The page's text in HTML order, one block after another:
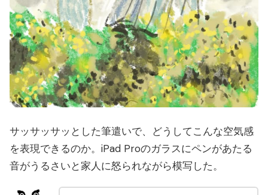
サッサッサッとした筆遣いで、どうしてこんな空気感
を表現できるのか。iPad Proのガラスにペンがあたる
音がうるさいと家人に怒られながら模写した。